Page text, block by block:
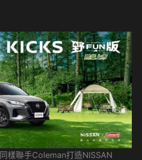
樣聯手Coleman打造NISSAN